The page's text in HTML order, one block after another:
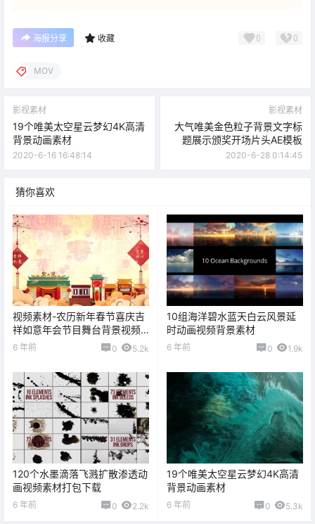
海报分享 收藏 0 0
MOV
影视素材
19个唯美太空星云梦幻4K高清
背景动画素材
2020-6-16 16:48:14
影视素材
大气唯美金色粒子背景文字标
题展示颁奖开场片头AE模板
2020-6-28 0:14:45
猜你喜欢
视频素材-农历新年春节喜庆吉
祥如意年会节目舞台背景视频
动画
6 年前 0 5.2k
10组海洋碧水蓝天白云风景延
时动画视频背景素材
6 年前 0 1.9k
120个水墨滴落飞溅扩散渗透动
画视频素材打包下载
6 年前 0 2.2k
19个唯美太空星云梦幻4K高清
背景动画素材
6 年前 0 5.3k